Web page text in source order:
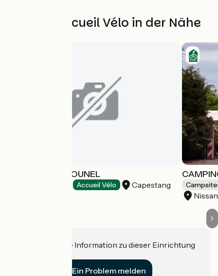
Weitere Accueil Vélo in der Nähe
CAMPING DE TOUNEL
Accueil Vélo Capestang
Haben Sie eine Information zu dieser Einrichtung
Ein Problem melden